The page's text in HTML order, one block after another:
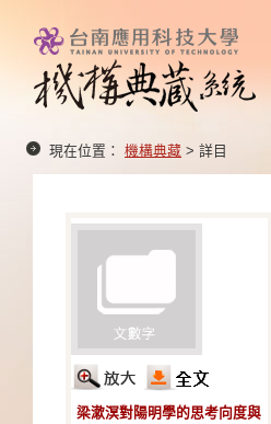
現在位置： 機構典藏 > 詳目
梁漱溟對陽明學的思考向度與